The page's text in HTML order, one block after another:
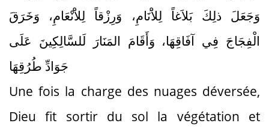
وَجَعَلَ ذلِكَ بَلاَغاً لِلاَْنَامِ، وَرِزْقاً لِلاَْنْعَامِ، وَخَرَقَ
الْفِجَاجَ فِي آفَاقِهَا، وَأَقَامَ المَنَارَ لَلسَّالِكِينَ عَلَى
جَوَادِّ طُرُقِهَا
Une fois la charge des nuages déversée,
Dieu fit sortir du sol la végétation et